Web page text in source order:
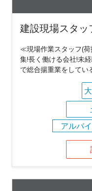
建設現場スタッ
≪現場作業スタッフ(荷
集!長く働ける会社!未
で総合揚重業をしてい
アルバ